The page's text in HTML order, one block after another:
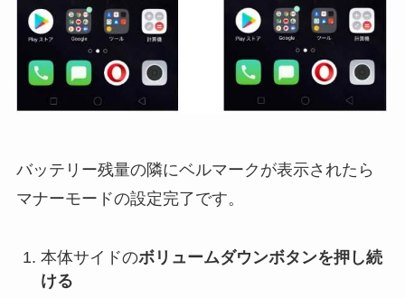
バッテリー残量の隣にベルマークが表示されたら
マナーモードの設定完了です。
本体サイドのボリュームダウンボタンを押し続
ける